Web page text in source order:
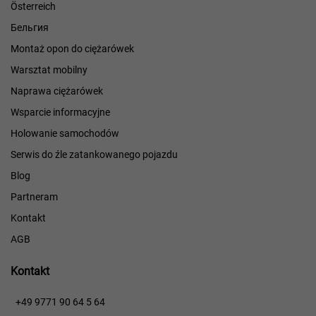
Österreich
Бельгия
Montaż opon do ciężarówek
Warsztat mobilny
Naprawa ciężarówek
Wsparcie informacyjne
Holowanie samochodów
Serwis do źle zatankowanego pojazdu
Blog
Partneram
Kontakt
AGB
Kontakt
+49 9771 90 64 5 64